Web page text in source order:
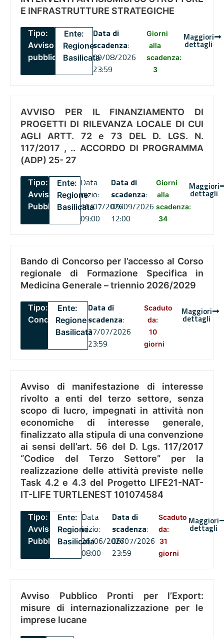
E INFRASTRUTTURE STRATEGICHE
Tipo:
Avviso
pubblico
Ente:
Regione
Basilicata
Data di
scadenza:
09/08/2026
23:59
Giorni
alla
scadenza:
3
Maggiori
dettagli
AVVISO PER IL FINANZIAMENTO DI
PROGETTI DI RILEVANZA LOCALE DI CUI
AGLI ARTT. 72 e 73 DEL D. LGS. N.
117/2017 , .. ACCORDO DI PROGRAMMA
(ADP) 25- 27
Tipo:
Avviso
Pubblico
Ente:
Regione
Basilicata
Data
inizio:
16/07/2026
09:00
Data di
scadenza:
09/09/2026
12:00
Giorni
alla
scadenza:
34
Maggiori
dettagli
Bando di Concorso per l’accesso al Corso
regionale di Formazione Specifica in
Medicina Generale – triennio 2026/2029
Tipo:
Concorsi
Ente:
Regione
Basilicata
Data di
scadenza:
27/07/2026
23:59
Scaduto
da:
10
giorni
Maggiori
dettagli
Avviso di manifestazione di interesse
rivolto a enti del terzo settore, senza
scopo di lucro, impegnati in attività non
economiche di interesse generale,
finalizzato alla stipula di una convenzione
ai sensi dell’art. 56 del D. Lgs. 117/2017
“Codice del Terzo Settore” per la
realizzazione delle attività previste nelle
Task 4.2 e 4.3 del Progetto LIFE21-NAT-
IT-LIFE TURTLENEST 101074584
Tipo:
Avviso
Pubblico
Ente:
Regione
Basilicata
Data
inizio:
26/06/2026
08:00
Data di
scadenza:
06/07/2026
23:59
Scaduto
da:
31
giorni
Maggiori
dettagli
Avviso Pubblico Pronti per l’Export:
misure di internazionalizzazione per le
imprese lucane